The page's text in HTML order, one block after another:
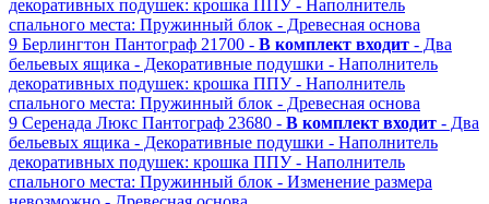
декоративных подушек: крошка ППУ - Наполнитель
спального места: Пружинный блок - Древесная основа
9 Берлингтон Пантограф 21700 - В комплект входит - Два
бельевых ящика - Декоративные подушки - Наполнитель
декоративных подушек: крошка ППУ - Наполнитель
спального места: Пружинный блок - Древесная основа
9 Серенада Люкс Пантограф 23680 - В комплект входит - Два
бельевых ящика - Декоративные подушки - Наполнитель
декоративных подушек: крошка ППУ - Наполнитель
спального места: Пружинный блок - Изменение размера